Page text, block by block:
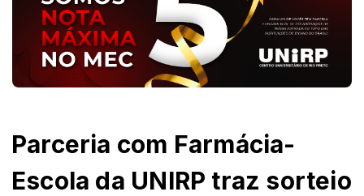
Parceria com Farmácia-
Escola da UNIRP traz sorteio